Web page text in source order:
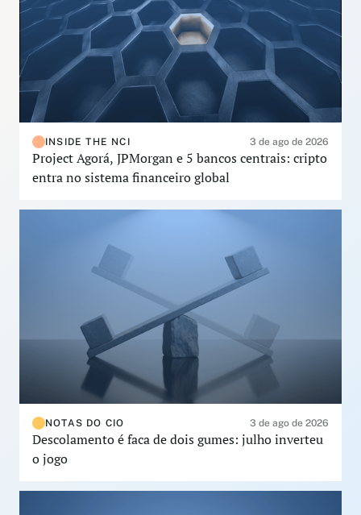
INSIDE THE NCI 3 de ago de 2026
Project Agorá, JPMorgan e 5 bancos centrais: cripto
entra no sistema financeiro global
NOTAS DO CIO 3 de ago de 2026
Descolamento é faca de dois gumes: julho inverteu
o jogo